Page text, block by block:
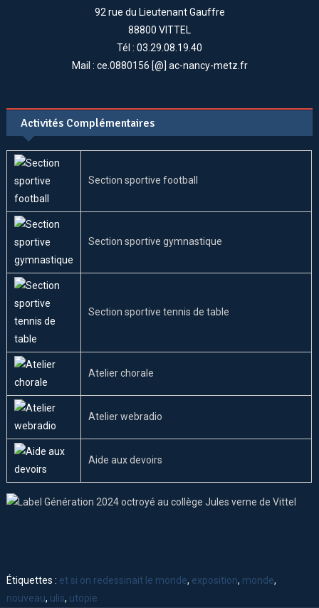
92 rue du Lieutenant Gauffre
88800 VITTEL
Tél : 03.29.08.19.40
Mail : ce.0880156 [@] ac-nancy-metz.fr
Activités Complémentaires
Section sportive football
Section sportive gymnastique
Section sportive tennis de table
Atelier chorale
Atelier webradio
Aide aux devoirs
Étiquettes : et si on redessinait le monde, exposition, monde,
nouveau, ulis, utopie